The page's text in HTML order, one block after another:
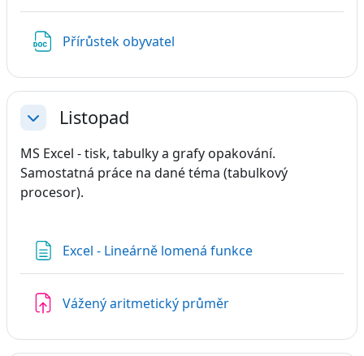
Přírůstek obyvatel
Sbalit Listopad
MS Excel - tisk, tabulky a grafy opakování.
Samostatná práce na dané téma (tabulkový
procesor).
Excel - Lineárně lomená funkceStránka
Vážený aritmetický průměrÚkol